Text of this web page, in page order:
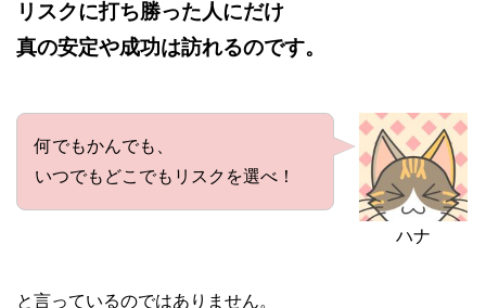
リスクに打ち勝った人にだけ
真の安定や成功は訪れるのです。
ハナ
何でもかんでも、
いつでもどこでもリスクを選べ！
と言っているのではありません。